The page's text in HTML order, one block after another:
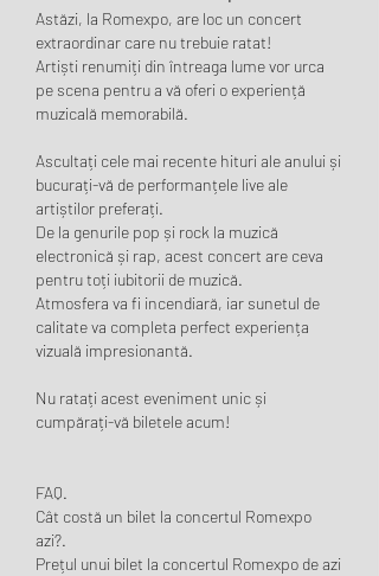
Astăzi, la Romexpo, are loc un concert
extraordinar care nu trebuie ratat!
Artiști renumiți din întreaga lume vor urca
pe scena pentru a vă oferi o experiență
muzicală memorabilă.
Ascultați cele mai recente hituri ale anului și
bucurați-vă de performanțele live ale
artiștilor preferați.
De la genurile pop și rock la muzică
electronică și rap, acest concert are ceva
pentru toți iubitorii de muzică.
Atmosfera va fi incendiară, iar sunetul de
calitate va completa perfect experiența
vizuală impresionantă.
Nu ratați acest eveniment unic și
cumpărați-vă biletele acum!
FAQ.
Cât costă un bilet la concertul Romexpo
azi?.
Prețul unui bilet la concertul Romexpo de azi